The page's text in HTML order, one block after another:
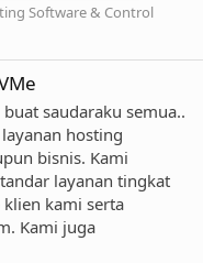
Software & Control
saudaraku semua..
hosting
bisnis. Kami
layanan tingkat
kami serta
Kami juga